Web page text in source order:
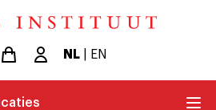
NL| EN